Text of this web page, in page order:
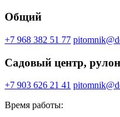
Общий
+7 968 382 51 77
Садовый центр,
+7 903 626 21 41
Время работы: